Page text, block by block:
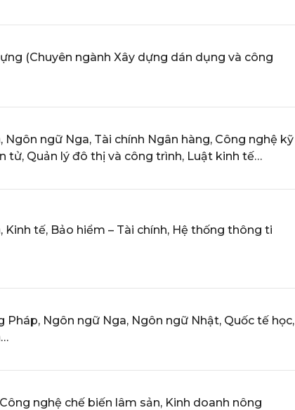
(Chuyên ngành Xây dựng dán dụng và công
Ngôn ngữ Nga, Tài chính Ngân hàng, Công nghệ kỹ
tử, Quản lý đô thị và công trình, Luật kinh tế…
Kinh tế, Bảo hiểm – Tài chính, Hệ thống thông ti
Pháp, Ngôn ngữ Nga, Ngôn ngữ Nhật, Quốc tế học,
nghệ chế biến lâm sản, Kinh doanh nông